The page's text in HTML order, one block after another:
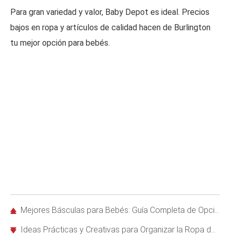
Para gran variedad y valor, Baby Depot es ideal. Precios
bajos en ropa y artículos de calidad hacen de Burlington
tu mejor opción para bebés.
Mejores Básculas para Bebés: Guía Completa de Opciones y Modelos Recomendados
Ideas Prácticas y Creativas para Organizar la Ropa de Bebé